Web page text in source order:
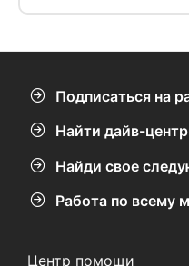
Течения и
Подписаться на
Найти дайв-
Найди свое
Работа по всему
Центр помощи